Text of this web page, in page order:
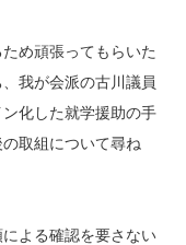
め頑張ってもらいた
我が会派の古川議員
化した就学援助の手
取組について尋ね
よる確認を要さない